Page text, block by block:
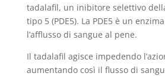
tadalafil, un inibitore selettivo
tipo 5 (PDE5). La PDE5 è un
l’afflusso di sangue al pene.
Il tadalafil agisce impedendo
aumentando così il flusso di